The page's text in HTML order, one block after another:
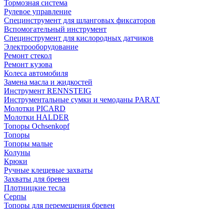
Тормозная система
Рулевое управление
Специнструмент для шланговых фиксаторов
Вспомогательный инструмент
Специнструмент для кислородных датчиков
Электрооборудование
Ремонт стекол
Ремонт кузова
Колеса автомобиля
Замена масла и жидкостей
Инструмент RENNSTEIG
Инструментальные сумки и чемоданы PARAT
Молотки PICARD
Молотки HALDER
Топоры Ochsenkopf
Топоры
Топоры малые
Колуны
Крюки
Ручные клещевые захваты
Захваты для бревен
Плотницкие тесла
Серпы
Топоры для перемещения бревен